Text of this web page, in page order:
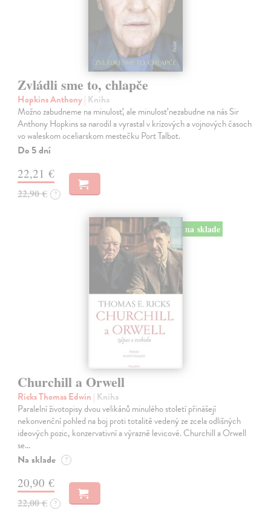
Zvládli sme to, chlapče
Hopkins Anthony| Kniha
Možno zabudneme na minulosť, ale minulosť nezabudne na nás Sir
Anthony Hopkins sa narodil a vyrastal v krízových a vojnových časoch
vo waleskom oceliarskom mestečku Port Talbot.
Do 5 dní
22,21 €
22,90 € ?
na sklade
Churchill a Orwell
Ricks Thomas Edwin | Kniha
Paralelní životopisy dvou velikánů minulého století přinášejí
nekonvenční pohled na boj proti totalitě vedený ze zcela odlišných
ideových pozic, konzervativní a výrazně levicové. Churchill a Orwell
se…
Na sklade ?
20,90 €
22,00 € ?